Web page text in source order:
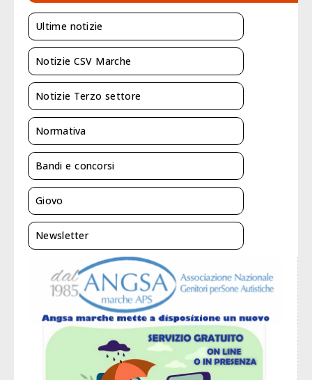
Ultime notizie
Notizie CSV Marche
Notizie Terzo settore
Normativa
Bandi e concorsi
Giovo
Newsletter